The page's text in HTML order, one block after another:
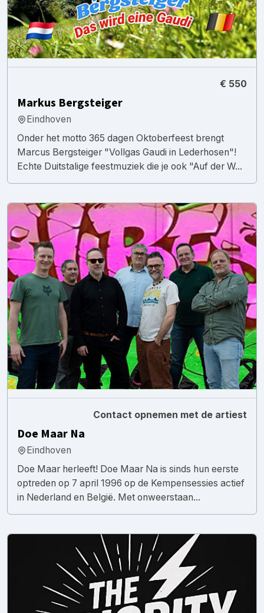
€ 550
Markus Bergsteiger
Eindhoven
Onder het motto 365 dagen Oktoberfeest brengt
Marcus Bergsteiger "Vollgas Gaudi in Lederhosen"!
Echte Duitstalige feestmuziek die je ook "Auf der W...
Contact opnemen met de artiest
Doe Maar Na
Eindhoven
Doe Maar herleeft! Doe Maar Na is sinds hun eerste
optreden op 7 april 1996 op de Kempensessies actief
in Nederland en België. Met onweerstaan...